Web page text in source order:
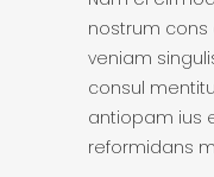
nostrum cons
veniam
consul
antiopam ius
reformidans